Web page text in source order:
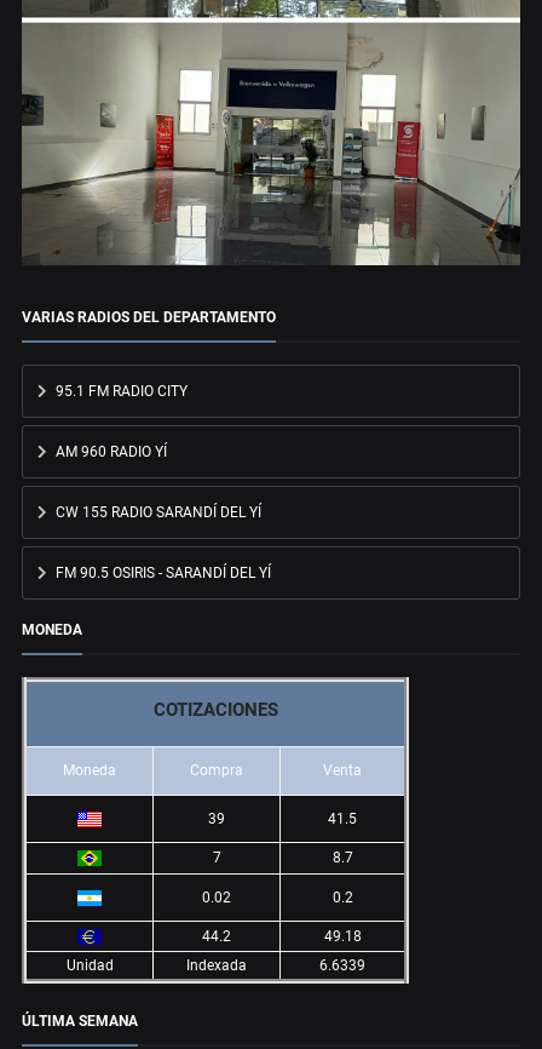
VARIAS RADIOS DEL DEPARTAMENTO
95.1 FM RADIO CITY
AM 960 RADIO YÍ
CW 155 RADIO SARANDÍ DEL YÍ
FM 90.5 OSIRIS - SARANDÍ DEL YÍ
MONEDA
COTIZACIONES
Moneda Compra Venta
39 41.5
7 8.7
0.02 0.2
44.2
49.18
Unidad
Indexada 6.6339
ÚLTIMA SEMANA